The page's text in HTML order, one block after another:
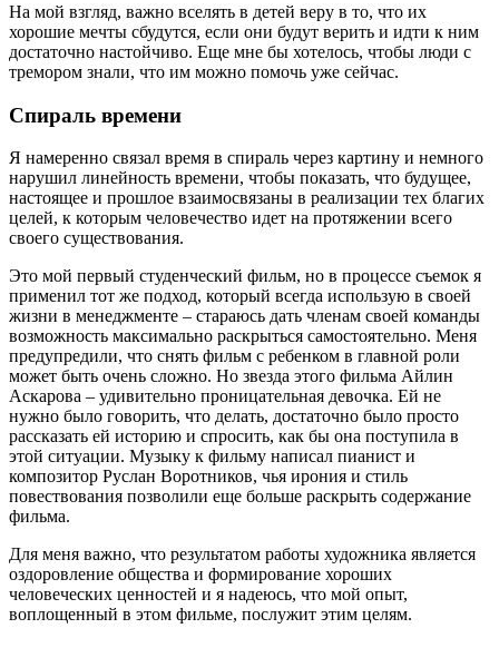
На мой взгляд, важно вселять в детей веру в то, что их
хорошие мечты сбудутся, если они будут верить и идти к ним
достаточно настойчиво. Еще мне бы хотелось, чтобы люди с
тремором знали, что им можно помочь уже сейчас.
Спираль времени
Я намеренно связал время в спираль через картину и немного
нарушил линейность времени, чтобы показать, что будущее,
настоящее и прошлое взаимосвязаны в реализации тех благих
целей, к которым человечество идет на протяжении всего
своего существования.
Это мой первый студенческий фильм, но в процессе съемок я
применил тот же подход, который всегда использую в своей
жизни в менеджменте – стараюсь дать членам своей команды
возможность максимально раскрыться самостоятельно. Меня
предупредили, что снять фильм с ребенком в главной роли
может быть очень сложно. Но звезда этого фильма Айлин
Аскарова – удивительно проницательная девочка. Ей не
нужно было говорить, что делать, достаточно было просто
рассказать ей историю и спросить, как бы она поступила в
этой ситуации. Музыку к фильму написал пианист и
композитор Руслан Воротников, чья ирония и стиль
повествования позволили еще больше раскрыть содержание
фильма.
Для меня важно, что результатом работы художника является
оздоровление общества и формирование хороших
человеческих ценностей и я надеюсь, что мой опыт,
воплощенный в этом фильме, послужит этим целям.